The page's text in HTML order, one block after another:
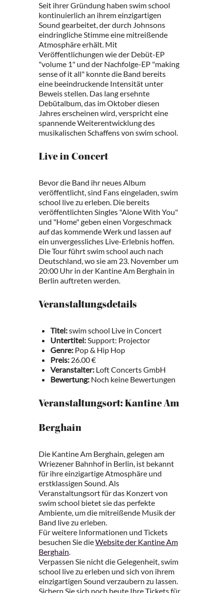
Seit ihrer Gründung haben swim school
kontinuierlich an ihrem einzigartigen
Sound gearbeitet, der durch Johnsons
eindringliche Stimme eine mitreißende
Atmosphäre erhält. Mit
Veröffentlichungen wie der Debüt-EP
"volume 1" und der Nachfolge-EP "making
sense of it all" konnte die Band bereits
eine beeindruckende Intensität unter
Beweis stellen. Das lang ersehnte
Debütalbum, das im Oktober diesen
Jahres erscheinen wird, verspricht eine
spannende Weiterentwicklung des
musikalischen Schaffens von swim school.
Live in Concert
Bevor die Band ihr neues Album
veröffentlicht, sind Fans eingeladen, swim
school live zu erleben. Die bereits
veröffentlichten Singles "Alone With You"
und "Home" geben einen Vorgeschmack
auf das kommende Werk und lassen auf
ein unvergessliches Live-Erlebnis hoffen.
Die Tour führt swim school auch nach
Deutschland, wo sie am 23. November um
20:00 Uhr in der Kantine Am Berghain in
Berlin auftreten werden.
Veranstaltungsdetails
Titel:swim school Live in Concert
Untertitel:Support: Projector
Genre: Pop & Hip Hop
Preis: 26.00 €
Veranstalter: Loft Concerts GmbH
Bewertung: Noch keine Bewertungen
Veranstaltungsort: Kantine Am
Berghain
Die Kantine Am Berghain, gelegen am
Wriezener Bahnhof in Berlin, ist bekannt
für ihre einzigartige Atmosphäre und
erstklassigen Sound. Als
Veranstaltungsort für das Konzert von
swim school bietet sie das perfekte
Ambiente, um die mitreißende Musik der
Band live zu erleben.
Für weitere Informationen und Tickets
besuchen Sie dieWebsite der Kantine Am
Berghain.
Verpassen Sie nicht die Gelegenheit, swim
school live zu erleben und sich von ihrem
einzigartigen Sound verzaubern zu lassen.
Sichern Sie sich noch heute Ihre Tickets für